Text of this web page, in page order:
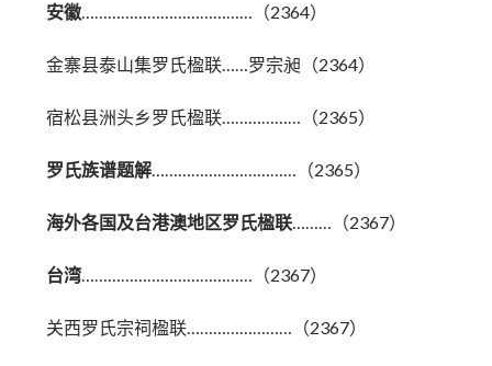
安徽…………………………………（2364）
金寨县泰山集罗氏楹联……罗宗昶（2364）
宿松县洲头乡罗氏楹联………………（2365）
罗氏族谱题解……………………………（2365）
海外各国及台港澳地区罗氏楹联………（2367）
台湾…………………………………（2367）
关西罗氏宗祠楹联……………………（2367）